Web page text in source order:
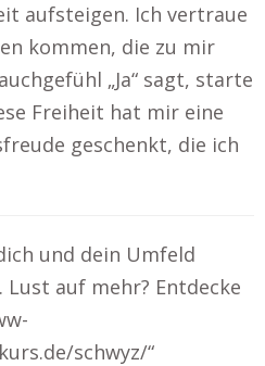
aufsteigen. Ich vertraue
kommen, die zu mir
„Ja“ sagt, starte
Freiheit hat mir eine
geschenkt, die ich
und dein Umfeld
Lust auf mehr? Entdecke
schwyz/“